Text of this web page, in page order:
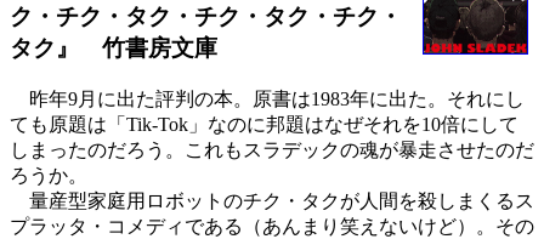
ク・チク・タク・チク・タク・チク・
タク』 竹書房文庫
昨年9月に出た評判の本。原書は1983年に出た。それにし
ても原題は「Tik-Tok」なのに邦題はなぜそれを10倍にして
しまったのだろう。これもスラデックの魂が暴走させたのだ
ろうか。
量産型家庭用ロボットのチク・タクが人間を殺しまくるス
プラッタ・コメディである（あんまり笑えないけど）。その